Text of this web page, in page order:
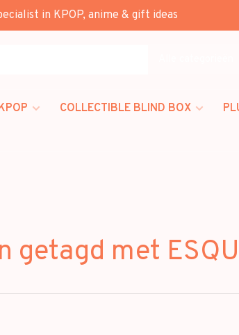
in KPOP, anime & gift ideas
COLLECTIBLE BLIND BOX
getagd met